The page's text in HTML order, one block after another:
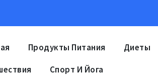
Продукты Питания Диеты
Спорт И Йога